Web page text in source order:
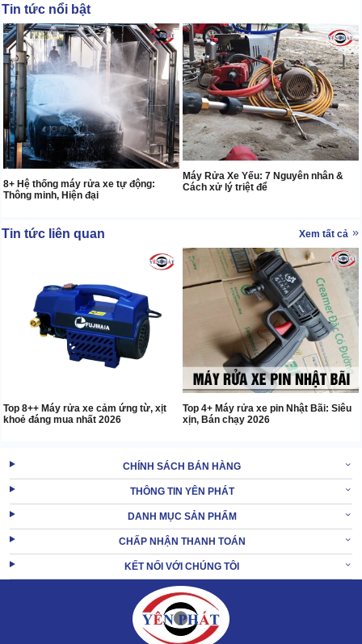
Tin tức nổi bật
8+ Hệ thống máy rửa xe tự động:
Thông minh, Hiện đại
Máy Rửa Xe Yếu: 7 Nguyên nhân &
Cách xử lý triệt để
Tin tức liên quan Xem tất cả
Top 8++ Máy rửa xe cảm ứng từ, xịt
khoẻ đáng mua nhất 2026
Top 4+ Máy rửa xe pin Nhật Bãi: Siêu
xịn, Bán chạy 2026
CHÍNH SÁCH BÁN HÀNG
THÔNG TIN YÊN PHÁT
DANH MỤC SẢN PHẨM
CHẤP NHẬN THANH TOÁN
KẾT NỐI VỚI CHÚNG TÔI